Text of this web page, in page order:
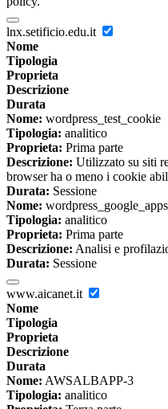
lnx.setificio.edu.it
Nome
Tipologia
Proprieta
Descrizione
Durata
Nome: wordpress_test_cookie
Tipologia: analitico
Proprieta: Prima parte
Descrizione: Utilizzato su siti
browser ha o meno i cookie
Durata: Sessione
Nome:
Tipologia: analitico
Proprieta: Prima parte
Descrizione: Analisi e
Durata: Sessione
www.aicanet.it
Nome
Tipologia
Proprieta
Descrizione
Durata
Nome: AWSALBAPP-3
Tipologia: analitico